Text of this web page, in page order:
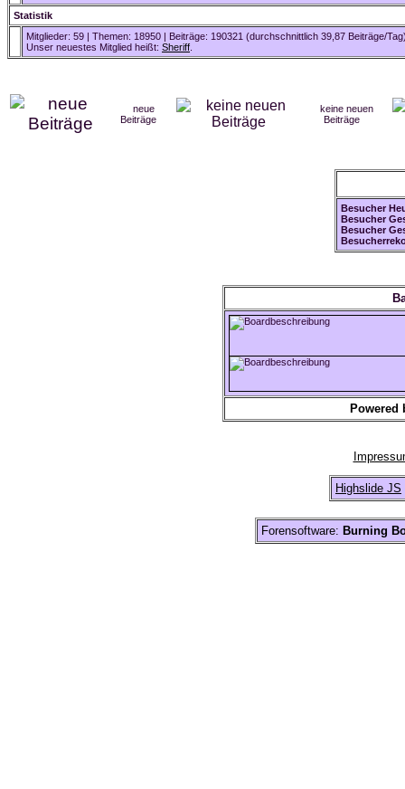
Statistik
Mitglieder: 59 | Themen: 18950 | Beiträge: 190321 (durchschnittlich 39,87 Beiträge/
Unser neuestes Mitglied heißt: Sheriff
neue
Beiträge
keine neuen
Beiträge
Besucher
Besucher
Besucher
Powered
Highslide JS
Forensoftware: Burning